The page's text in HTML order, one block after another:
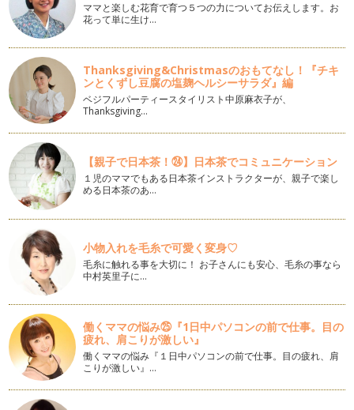
トマトぎらい！ ゼリー部分のグニャが苦手なら。
季節が変わると、お店の野菜売り場も品揃えが変わってきま
す。 一年を通し、中でも品数…
色を食す。赤だけじゃない！いろ・色いっぱいのカラフル・ミ
ニトマト
桜のつぼみも少しずつ大きくなってきて、春の訪れを感じるよ
うになってきました。４月からの新生…
この野菜知ってる？見た目も食感もユニークな、新顔野菜を楽
しもう。
こんにちは。野菜ソムリエの香月りさです。 前回までで1年
間２…
味噌汁、スープの汁物で、野菜の栄養素をまるごといただきま
す！
吐く息も白く、布団の温もりからなかなか抜け出せない季節で
す。寒さでギューッと小さく丸くなっ…
風邪菌をやっつけよう！！冬ダイコンの強い力
野菜ぎらいを克服する手段の一つとして、自分で野菜を育てて
みたり、収穫してみたりと、畑やプラ…
キュウリで作ろう！食べるクリスマスツリー
風が冷たく吐く息も白くなる、寒い冬の季節がやってきまし
た。 シチューや鍋料理など、…
ママと楽しむ花育で育つ５つの力についてお伝えします。お
花って単に生け…
Thanksgiving&Christmasのおもてなし！『チキ
ンとくずし豆腐の塩麹ヘルシーサラダ』編
ベジフルパーティースタイリスト中原麻衣子が、
Thanksgiving…
【親子で日本茶！㉔】日本茶でコミュニケーション
１児のママでもある日本茶インストラクターが、親子で楽し
める日本茶のあ…
小物入れを毛糸で可愛く変身♡
毛糸に触れる事を大切に！ お子さんにも安心、毛糸の事なら
中村英里子に…
働くママの悩み㉕『1日中パソコンの前で仕事。目の
疲れ、肩こりが激しい』
働くママの悩み『１日中パソコンの前で仕事。目の疲れ、肩
こりが激しい』…